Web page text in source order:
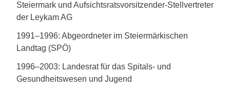
Steiermark und Aufsichtsratsvorsitzender-Stellvertreter
der Leykam AG
1991–1996: Abgeordneter im Steiermärkischen
Landtag (SPÖ)
1996–2003: Landesrat für das Spitals- und
Gesundheitswesen und Jugend